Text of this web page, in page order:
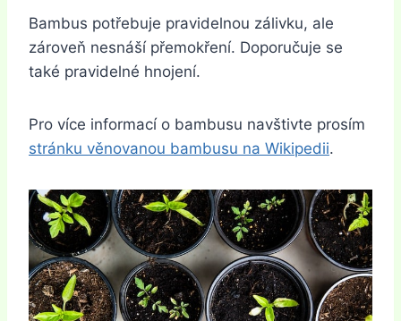
Bambus potřebuje pravidelnou zálivku, ale
zároveň nesnáší přemokření. Doporučuje se
také pravidelné hnojení.
Pro více informací o bambusu navštivte prosím
stránku věnovanou bambusu na Wikipedii.